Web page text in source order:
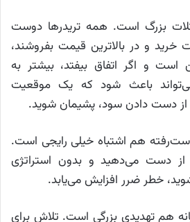
بزرگ است. همه تریدرها دوست
خرید و در بالاترین قیمت بفروشند،
است و اگر اتفاق بیفتد، بیشتر به
باعث شود که یک موقعیت
از دست دادن سود، پشیمان شوید.
هم اشتباه خیلی رایجی است.
از دست می‌دهید و بدون استراتژی
خطر ضرر افزایش می‌یابد.
هم تهدیدی بزرگی است. تلاش برای